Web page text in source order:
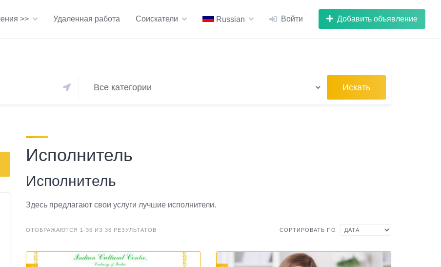
>> Удаленная работа Соискатели Russian Войти Добавить объявление
Искать
Исполнитель
Исполнитель
Здесь предлагают свои услуги лучшие исполнители.
ОТОБРАЖАЮТСЯ 1-36 ИЗ 36 РЕЗУЛЬТАТОВ СОРТИРОВАТЬ ПО